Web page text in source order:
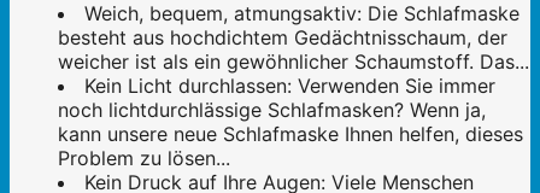
Weich, bequem, atmungsaktiv: Die Schlafmaske
besteht aus hochdichtem Gedächtnisschaum, der
weicher ist als ein gewöhnlicher Schaumstoff. Das...
Kein Licht durchlassen: Verwenden Sie immer
noch lichtdurchlässige Schlafmasken? Wenn ja,
kann unsere neue Schlafmaske Ihnen helfen, dieses
Problem zu lösen...
Kein Druck auf Ihre Augen: Viele Menschen